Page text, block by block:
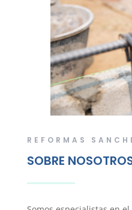
REFORMAS
SOBRE